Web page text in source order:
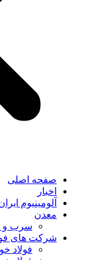
صفحه اصلی
اخبار
آلومینیوم
معدن
سرب و
شرکت های
فولاد